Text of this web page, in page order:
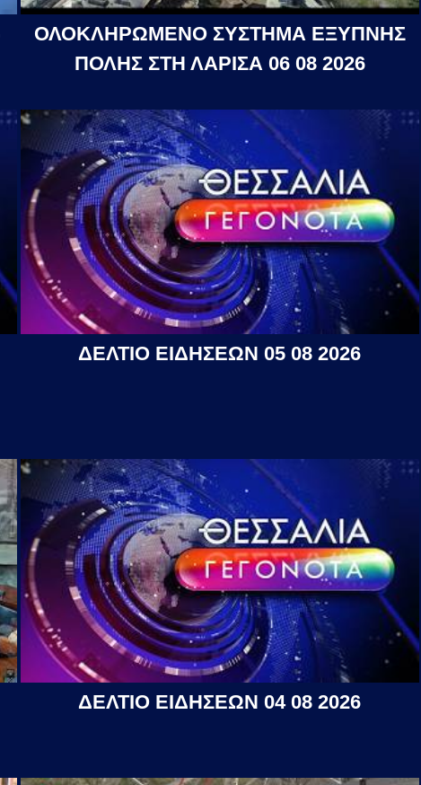
ΟΛΟΚΛΗΡΩΜΕΝΟ ΣΥΣΤΗΜΑ ΕΞΥΠΝΗΣ
ΠΟΛΗΣ ΣΤΗ ΛΑΡΙΣΑ 06 08 2026
ΔΕΛΤΙΟ ΕΙΔΗΣΕΩΝ 05 08 2026
ΔΕΛΤΙΟ ΕΙΔΗΣΕΩΝ 04 08 2026